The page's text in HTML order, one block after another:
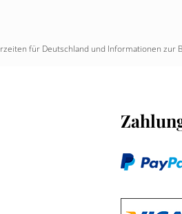
für Deutschland und Informationen zur